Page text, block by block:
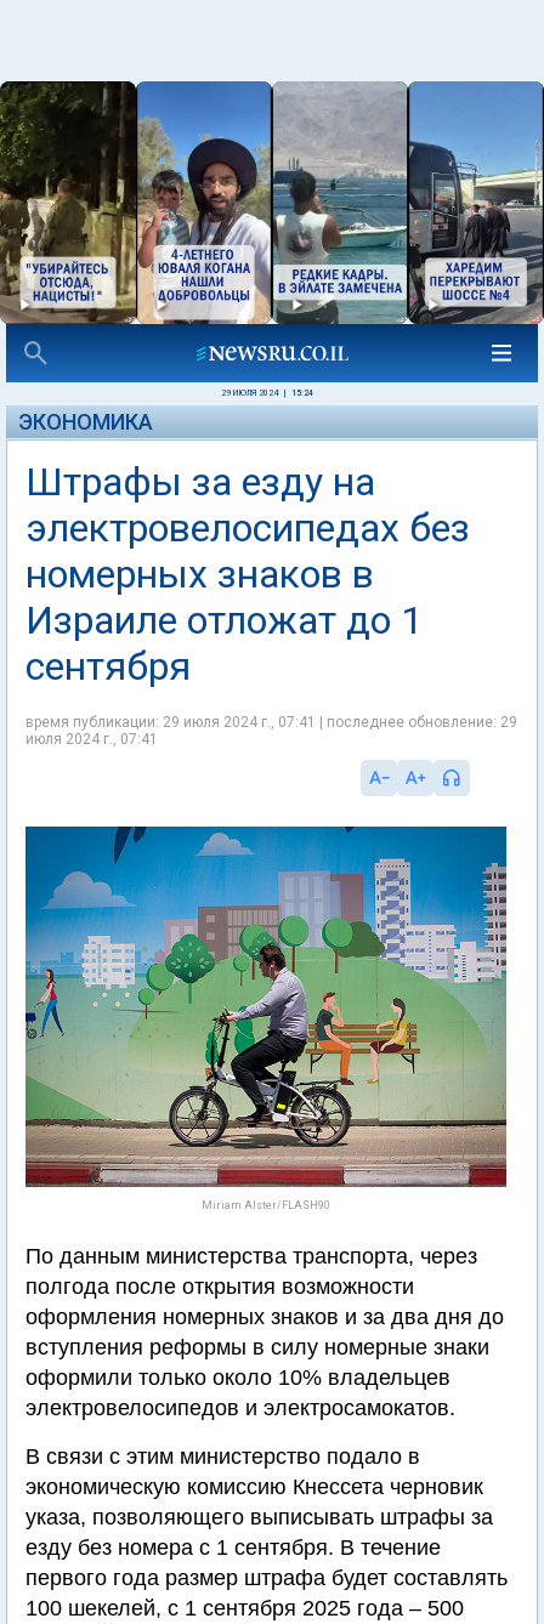
29 ИЮЛЯ 2024 15:24
ЭКОНОМИКА
Штрафы за езду на
электровелосипедах без
номерных знаков в
Израиле отложат до 1
сентября
время публикации: 29 июля 2024 г., 07:41 | последнее обновление: 29
июля 2024 г., 07:41
Miriam Alster/FLASH90
По данным министерства транспорта, через
полгода после открытия возможности
оформления номерных знаков и за два дня до
вступления реформы в силу номерные знаки
оформили только около 10% владельцев
электровелосипедов и электросамокатов.
В связи с этим министерство подало в
экономическую комиссию Кнессета черновик
указа, позволяющего выписывать штрафы за
езду без номера с 1 сентября. В течение
первого года размер штрафа будет составлять
100 шекелей, с 1 сентября 2025 года – 500